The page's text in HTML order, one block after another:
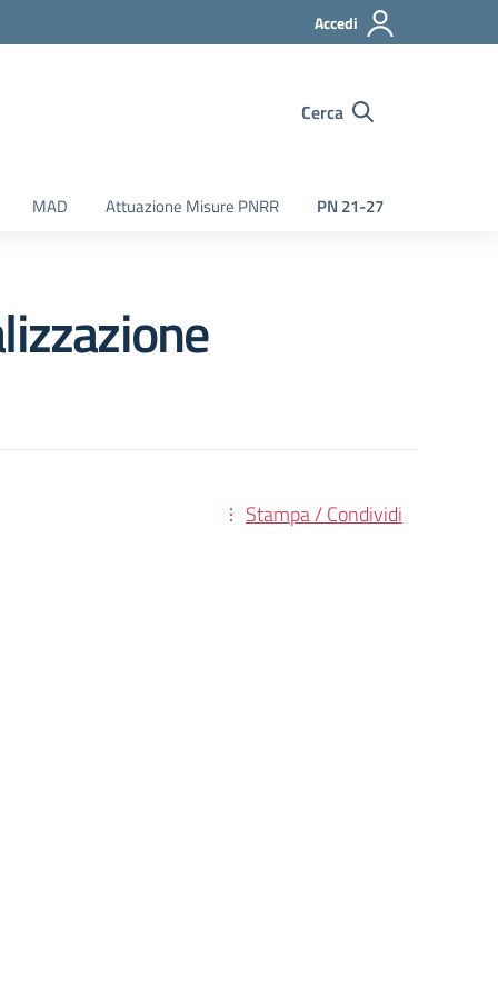
Accedi
Cerca
MAD Attuazione Misure PNRR PN 21-27
Stampa / Condividi